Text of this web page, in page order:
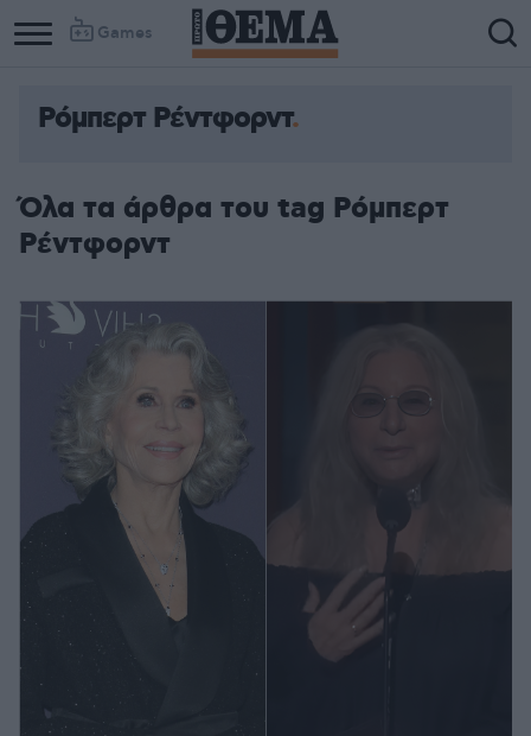
Games
Ρόμπερτ Ρέντφορντ
Όλα τα άρθρα του tag Ρόμπερτ
Ρέντφορντ